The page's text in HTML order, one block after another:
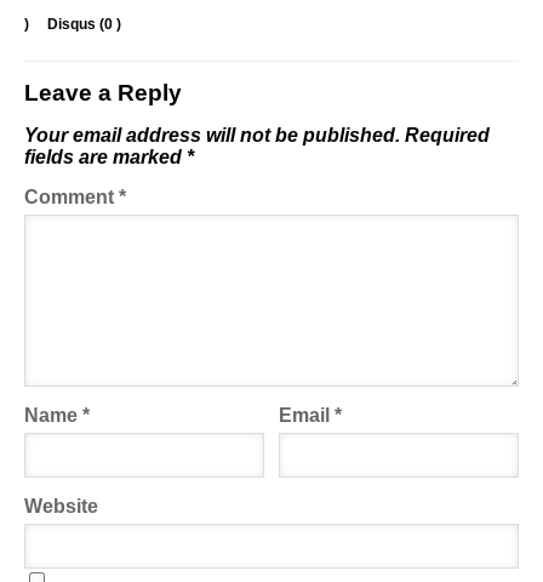
) Disqus (0 )
Leave a Reply
Your email address will not be published. Required
fields are marked *
Comment *
Name * Email*
Website